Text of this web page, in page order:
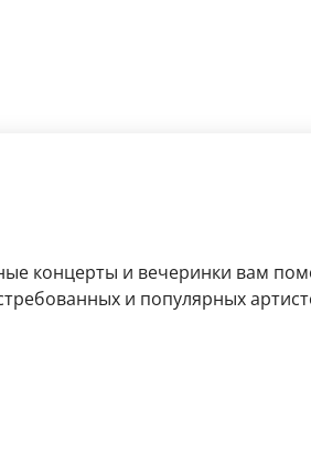
концерты и вечеринки вам
и популярных